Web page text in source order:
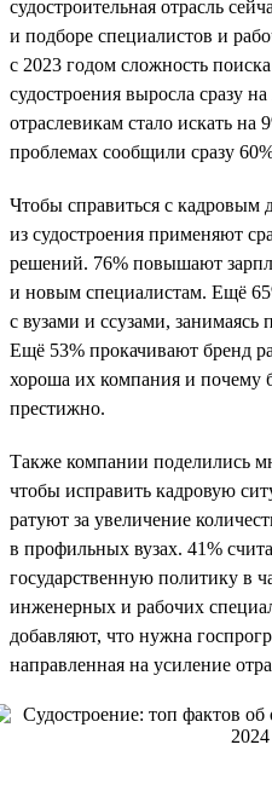
судостроительная отрасль
и подборе специалистов и
с 2023 годом сложность
судостроения выросла сразу
отраслевикам стало искать на
проблемах сообщили сразу
Чтобы справиться с кадровым
из судостроения применяют
решений. 76% повышают
и новым специалистам. Ещё
с вузами и ссузами,
Ещё 53% прокачивают бренд
хороша их компания и почему
престижно.
Также компании поделились
чтобы исправить кадровую
ратуют за увеличение
в профильных вузах. 41%
государственную политику в
инженерных и рабочих
добавляют, что нужна
направленная на усиление